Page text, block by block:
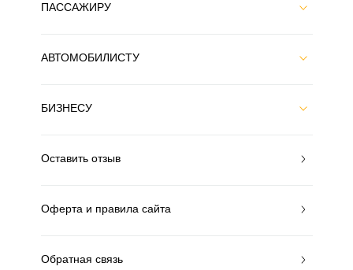
ПАССАЖИРУ
АВТОМОБИЛИСТУ
БИЗНЕСУ
Оставить отзыв
Оферта и правила сайта
Обратная связь